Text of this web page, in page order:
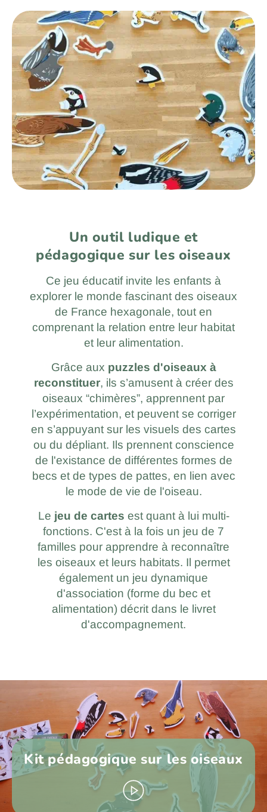
Un outil ludique et
pédagogique sur les oiseaux
Ce jeu éducatif invite les enfants à
explorer le monde fascinant des oiseaux
de France hexagonale, tout en
comprenant la relation entre leur habitat
et leur alimentation.
Grâce aux puzzles d'oiseaux à
reconstituer, ils s’amusent à créer des
oiseaux “chimères”, apprennent par
l’expérimentation, et peuvent se corriger
en s’appuyant sur les visuels des cartes
ou du dépliant. Ils prennent conscience
de l'existance de différentes formes de
becs et de types de pattes, en lien avec
le mode de vie de l'oiseau.
Le jeu de cartes est quant à lui multi-
fonctions. C'est à la fois un jeu de 7
familles pour apprendre à reconnaître
les oiseaux et leurs habitats. Il permet
également un jeu dynamique
d'association (forme du bec et
alimentation) décrit dans le livret
d'accompagnement.
Kit pédagogique sur les oiseaux